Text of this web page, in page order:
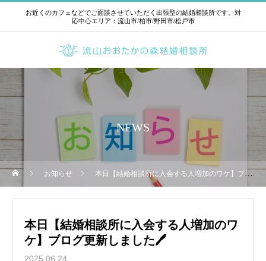
お近くのカフェなどでご面談させていただく出張型の結婚相談所です。対
応中心エリア：流山市/柏市/野田市/松戸市
NEWS
お知らせ 本日【結婚相談所に入会する人増加のワケ】ブログ更新しました🖊
本日【結婚相談所に入会する人増加のワ
ケ】ブログ更新しました🖊
2025.06.24